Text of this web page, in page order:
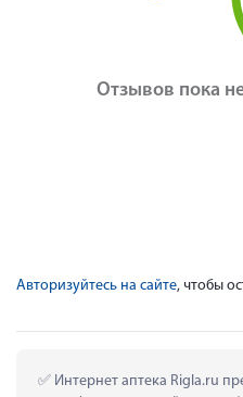
Отзывов пока
Авторизуйтесь на сайте, чтобы
Интернет аптека Rigla.ru